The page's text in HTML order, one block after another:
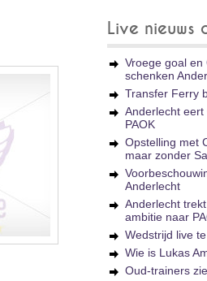
Live nieuws
Vroege goal en
schenken
Transfer Ferry
Anderlecht
PAOK
Opstelling met
maar zonder
Anderlecht
Anderlecht
ambitie naar
Wedstrijd live
Wie is Lukas
Oud-trainers